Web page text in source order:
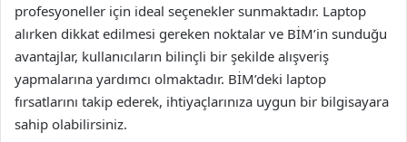
profesyoneller için ideal seçenekler sunmaktadır. Laptop
alırken dikkat edilmesi gereken noktalar ve BİM’in sunduğu
avantajlar, kullanıcıların bilinçli bir şekilde alışveriş
yapmalarına yardımcı olmaktadır. BİM’deki laptop
fırsatlarını takip ederek, ihtiyaçlarınıza uygun bir bilgisayara
sahip olabilirsiniz.